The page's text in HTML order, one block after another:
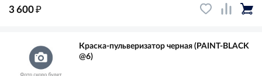
3 600₽
Краска-пульверизатор черная (PAINT-BLACK
@6)